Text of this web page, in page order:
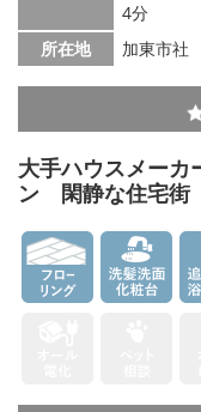
4分
所在地
加東市社
大手ハウスメー
ン 閑静な住宅街